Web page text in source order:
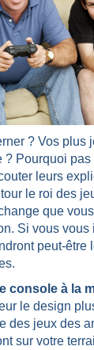
? Vos plus
? Pourquoi pas
leurs
le roi des
que
Si vous vous
peut-être
console à la
le design
des jeux des
sur votre